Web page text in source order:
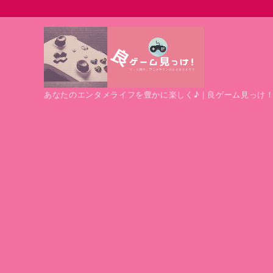
あなたのエンタメライフを豊かに楽しく♪ | 良ゲーム見っけ！